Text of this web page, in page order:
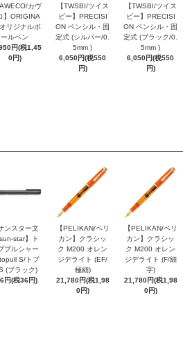
カヴ
】ORIGINA
リジナルボ
ールペン
円(税1,45
0円)
【TWSBI/ツイス
ビー】PRECISI
ON ペンシル・固
定式 (シルバー/0.
5mm )
6,050円(税550
円)
【TWSBI/ツイス
ビー】PRECISI
ON ペンシル・固
定式 (ブラック/0.
5mm )
6,050円(税550
円)
ンスター文
star】ト
プルシャー
S/トプ
(ブラック)
円(税36円)
【PELIKAN/ペリ
カン】クラシッ
ク M200 オレン
ジデライト (EF/
極細)
21,780円(税1,98
0円)
【PELIKAN/ペリ
カン】クラシッ
ク M200 オレン
ジデライト (F/細
字)
21,780円(税1,98
0円)